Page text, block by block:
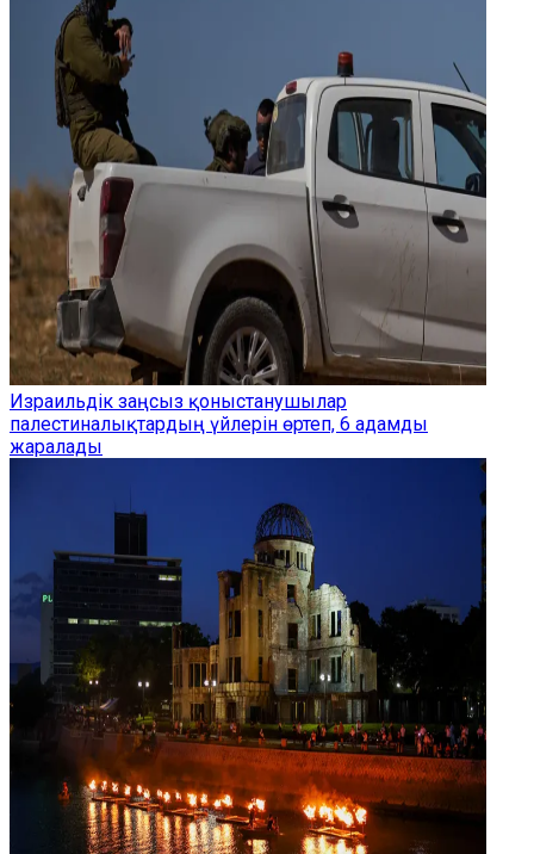
Израильдік заңсыз қоныстанушылар
палестиналықтардың үйлерін өртеп, 6 адамды
жаралады